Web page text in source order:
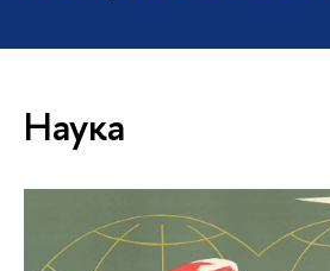
Наука